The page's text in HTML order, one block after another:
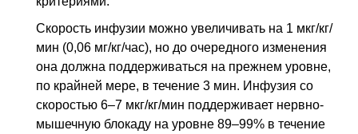
Скорость инфузии можно увеличивать на 1 мкг/кг/
мин (0,06 мг/кг/час), но до очередного изменения
она должна поддерживаться на прежнем уровне,
по крайней мере, в течение 3 мин. Инфузия со
скоростью 6–7 мкг/кг/мин поддерживает нервно-
мышечную блокаду на уровне 89–99% в течение